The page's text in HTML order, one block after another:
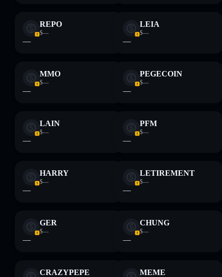
REPO
$—
—
LEIA
$—
—
MMO
$—
—
PEGECOIN
$—
—
LAIN
$—
—
PFM
$—
—
HARRY
$—
—
LETIREMENT
$—
—
GER
$—
—
CHUNG
$—
—
CRAZYPEPE MEME